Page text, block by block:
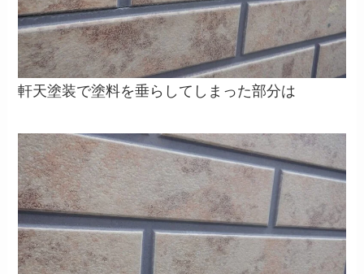
軒天塗装で塗料を垂らしてしまった部分は